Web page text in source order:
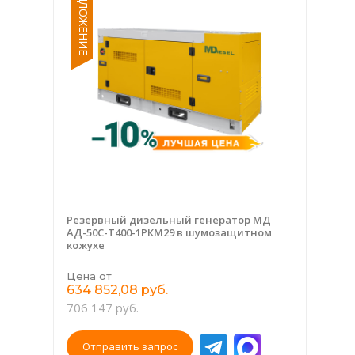
Резервный дизельный генератор МД
АД-50С-Т400-1РКМ29 в шумозащитном
кожухе
Цена от
634 852,08 руб.
706 147 руб.
Отправить запрос